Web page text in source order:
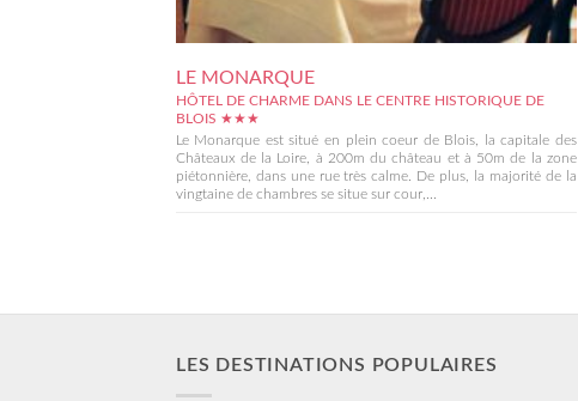
LE MONARQUE
HÔTEL DE CHARME DANS LE CENTRE HISTORIQUE DE
BLOIS ★★★
Le Monarque est situé en plein coeur de Blois, la capitale des
Châteaux de la Loire, à 200m du château et à 50m de la zone
piétonnière, dans une rue très calme. De plus, la majorité de la
vingtaine de chambres se situe sur cour,...
LES DESTINATIONS POPULAIRES